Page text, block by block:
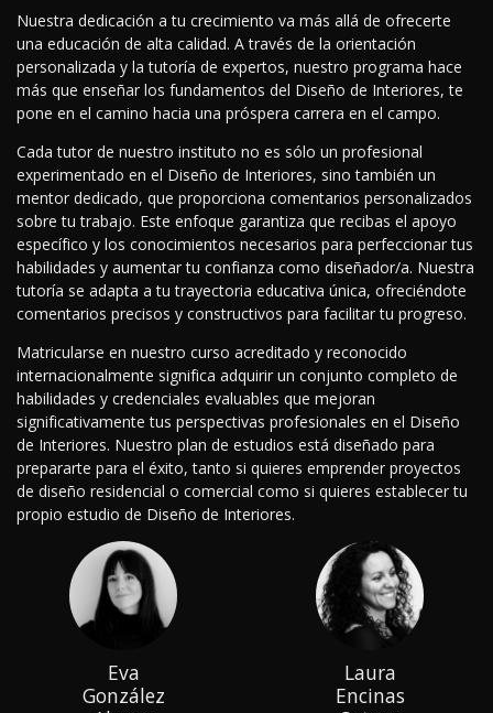
Nuestra dedicación a tu crecimiento va más allá de ofrecerte
una educación de alta calidad. A través de la orientación
personalizada y la tutoría de expertos, nuestro programa hace
más que enseñar los fundamentos del Diseño de Interiores, te
pone en el camino hacia una próspera carrera en el campo.
Cada tutor de nuestro instituto no es sólo un profesional
experimentado en el Diseño de Interiores, sino también un
mentor dedicado, que proporciona comentarios personalizados
sobre tu trabajo. Este enfoque garantiza que recibas el apoyo
específico y los conocimientos necesarios para perfeccionar tus
habilidades y aumentar tu confianza como diseñador/a. Nuestra
tutoría se adapta a tu trayectoria educativa única, ofreciéndote
comentarios precisos y constructivos para facilitar tu progreso.
Matricularse en nuestro curso acreditado y reconocido
internacionalmente significa adquirir un conjunto completo de
habilidades y credenciales evaluables que mejoran
significativamente tus perspectivas profesionales en el Diseño
de Interiores. Nuestro plan de estudios está diseñado para
prepararte para el éxito, tanto si quieres emprender proyectos
de diseño residencial o comercial como si quieres establecer tu
propio estudio de Diseño de Interiores.
Eva
González
Laura
Encinas